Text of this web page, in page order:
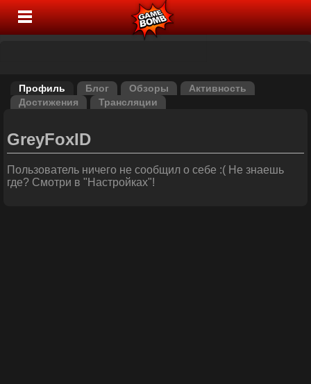
Профиль Блог Обзоры
Активность
Достижения
Трансляции
GreyFoxID
Пользователь ничего не сообщил о себе :( Не знаешь
где? Смотри в "Настройках"!